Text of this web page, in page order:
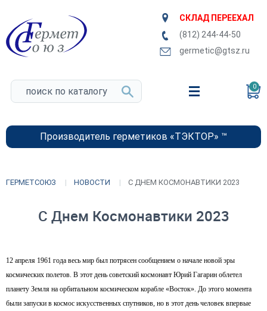
СКЛАД ПЕРЕЕХАЛ
(812) 244-44-50
germetic@gtsz.ru
0
Производитель герметиков «ТЭКТОР» ™
ГЕРМЕТСОЮЗ НОВОСТИ С ДНЕМ КОСМОНАВТИКИ 2023
С Днем Космонавтики 2023
12 апреля 1961 года весь мир был потрясен сообщением о начале новой эры
космических полетов. В этот день советский космонавт Юрий Гагарин облетел
планету Земля на орбитальном космическом корабле «Восток». До этого момента
были запуски в космос искусственных спутников, но в этот день человек впервые